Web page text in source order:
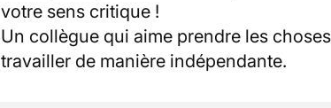
votre sens critique !
Un collègue qui aime prendre les
travailler de manière indépendante.